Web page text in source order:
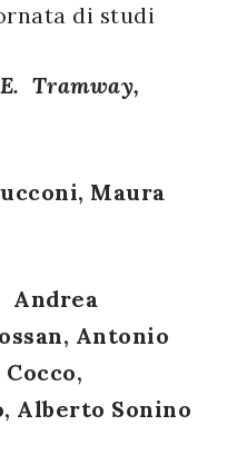
di studi
Tramway,
Maura
Andrea
Antonio
Alberto Sonino